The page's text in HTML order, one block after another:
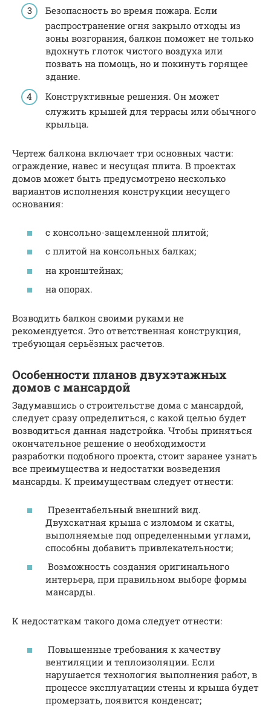
Безопасность во время пожара. Если
распространение огня закрыло отходы из
зоны возгорания, балкон поможет не только
вдохнуть глоток чистого воздуха или
позвать на помощь, но и покинуть горящее
здание.
Конструктивные решения. Он может
служить крышей для террасы или обычного
крыльца.
Чертеж балкона включает три основных части:
ограждение, навес и несущая плита. В проектах
домов может быть предусмотрено несколько
вариантов исполнения конструкции несущего
основания:
с консольно-защемленной плитой;
с плитой на консольных балках;
на кронштейнах;
на опорах.
Возводить балкон своими руками не
рекомендуется. Это ответственная конструкция,
требующая серьёзных расчетов.
Особенности планов двухэтажных
домов с мансардой
Задумавшись о строительстве дома с мансардой,
следует сразу определиться, с какой целью будет
возводиться данная надстройка. Чтобы приняться
окончательное решение о необходимости
разработки подобного проекта, стоит заранее узнать
все преимущества и недостатки возведения
мансарды. К преимуществам следует отнести:
Презентабельный внешний вид.
Двухскатная крыша с изломом и скаты,
выполняемые под определенными углами,
способны добавить привлекательности;
Возможность создания оригинального
интерьера, при правильном выборе формы
мансарды.
К недостаткам такого дома следует отнести:
Повышенные требования к качеству
вентиляции и теплоизоляции. Если
нарушается технология выполнения работ, в
процессе эксплуатации стены и крыша будет
промерзать, появится конденсат;